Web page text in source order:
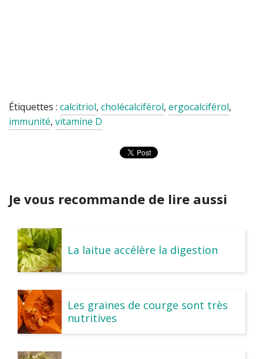
Étiquettes : calcitriol, cholécalciférol, ergocalciférol,
immunité, vitamine D
Je vous recommande de lire aussi
La laitue accélère la digestion
Les graines de courge sont très
nutritives